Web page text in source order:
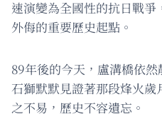
速演變為全國性的抗日戰
外侮的重要歷史起點。
89年後的今天，盧溝橋依
石獅默默見證著那段烽火
之不易，歷史不容遺忘。